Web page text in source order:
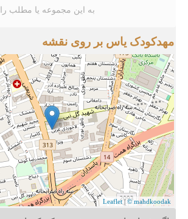
به این مجموعه یا مطلب
مهدکودک یاس بر روی نقشه
Leaflet|© mahdkoodak